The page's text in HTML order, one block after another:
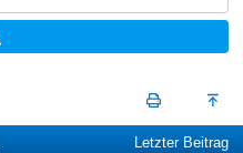
Letzter Beitrag